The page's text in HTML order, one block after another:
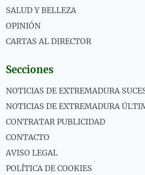
SALUD Y BELLEZA
OPINIÓN
CARTAS AL DIRECTOR
Secciones
NOTICIAS DE EXTREMADURA
NOTICIAS DE EXTREMADURA
CONTRATAR PUBLICIDAD
CONTACTO
AVISO LEGAL
POLÍTICA DE COOKIES